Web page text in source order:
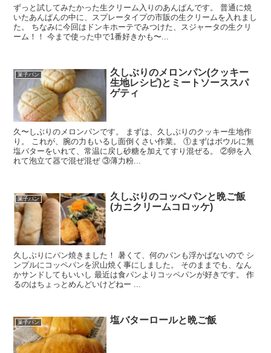
ずっと試してみたかった生クリーム入りのあんぱんです。 普通に焼
いたあんぱんの中に、スプレータイプの市販の生クリームを入れまし
た。 ちなみに今回はドンキホーテでみつけた、スジャータの生クリ
ーム！！ 今まで使った中で1番好きかも〜...
菓子パン
久しぶりのメロンパン(クッキー
生地レシピ)とミートソーススパ
ゲティ
久〜しぶりのメロンパンです。 まずは、久しぶりのクッキー生地作
り。 これが、腕の力もいるし面倒くさい作業。 ①まずはボウルに無
塩バターをいれて、常温に戻し砂糖を加えてすり混ぜる。 ②卵を入
れて泡立て器で混ぜ混ぜ ③薄力粉...
菓子パン
久しぶりのコッペパンと晩ご飯
(カニクリームコロッケ)
久しぶりにパン焼きました！ 暑くて、何のパンも浮かばないので シ
ンプルにコッペパンを沢山焼く事にしました。 そのままでも、なん
かサンドしてもいいし 最近は食パンよりコッペパンが好きです。 作
るのはちょっとめんどいけどねー ...
菓子パン 塩バターロールと晩ご飯